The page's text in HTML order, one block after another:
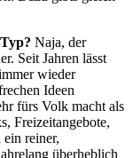
Naja, der
Seit Jahren lässt
wieder
Ideen
fürs Volk macht als
Freizeitangebote,
reiner,
überheblich